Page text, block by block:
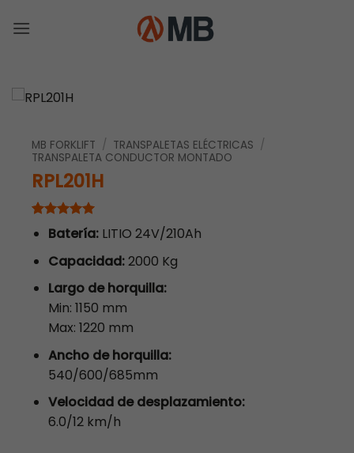
MB FORKLIFT / TRANSPALETAS ELÉCTRICAS /
TRANSPALETA CONDUCTOR MONTADO
RPL201H
Valorado
con5de 5
valoración
cliente
Batería: LITIO 24V/210Ah
Capacidad:2000 Kg
Largo de horquilla:
Min: 1150 mm
Max: 1220 mm
Ancho de horquilla:
540/600/685mm
Velocidad de desplazamiento:
6.0/12 km/h